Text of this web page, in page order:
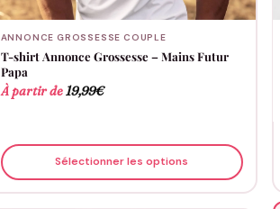
ANNONCE GROSSESSE COUPLE
T-shirt Annonce Grossesse – Mains Futur
Papa
À partir de 19,99€
Sélectionner les options